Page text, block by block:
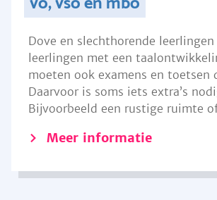
Dove en slechthorende leerlingen
leerlingen met een
moeten ook examens en toetsen
Daarvoor is soms iets extra’s
Bijvoorbeeld een rustige ruimte
Meer informatie